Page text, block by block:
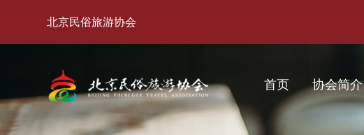
北京民俗旅游协会
首页 协会简介